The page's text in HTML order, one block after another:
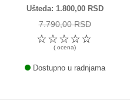
Ušteda 1.800,00 RSD
7.790,00 RSD
☆
☆
☆
☆
☆
( ocena)
Dostupno u radnjama